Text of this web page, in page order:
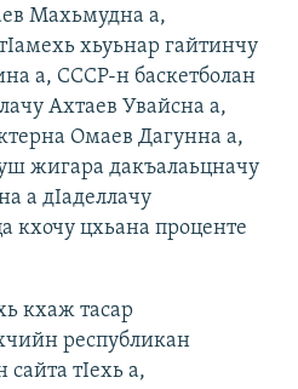
Махьмудна а,
хьуьнар гайтинчу
а, СССР-н баскетболан
Ахтаев Увайсна а,
Омаев Дагунна а,
жигара дакъалаьцначу
а дIаделлачу
кхочу цхьана проценте
кхаж тасар
республикан
тIехь а,